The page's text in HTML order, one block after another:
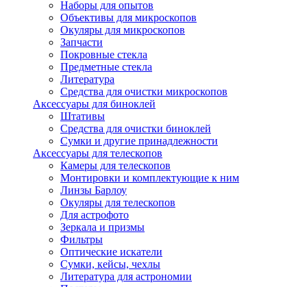
Наборы для опытов
Объективы для микроскопов
Окуляры для микроскопов
Запчасти
Покровные стекла
Предметные стекла
Литература
Средства для очистки микроскопов
Аксессуары для биноклей
Штативы
Средства для очистки биноклей
Сумки и другие принадлежности
Аксессуары для телескопов
Камеры для телескопов
Монтировки и комплектующие к ним
Линзы Барлоу
Окуляры для телескопов
Для астрофото
Зеркала и призмы
Фильтры
Оптические искатели
Сумки, кейсы, чехлы
Литература для астрономии